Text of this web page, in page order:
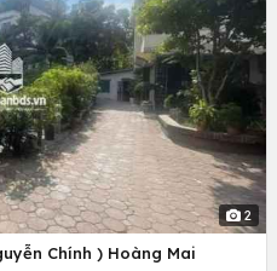
2
Chính ) Hoàng Mai